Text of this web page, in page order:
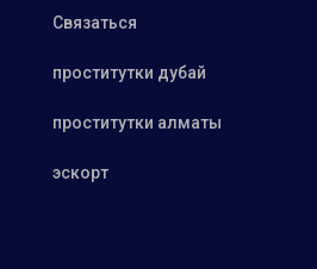
Связаться
проститутки дубай
проститутки алматы
эскорт